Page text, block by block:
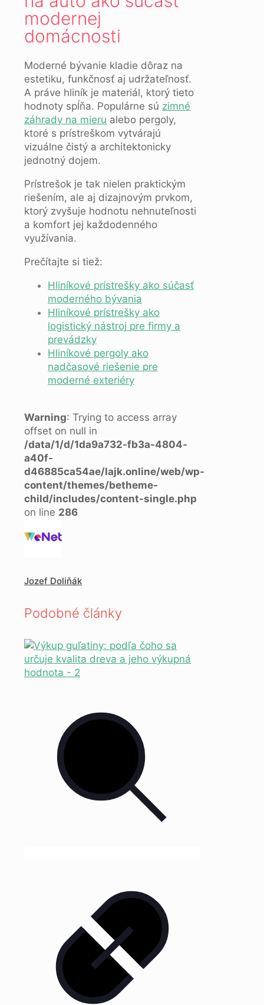
modernej
domácnosti
Moderné bývanie kladie dôraz na
estetiku, funkčnosť aj udržateľnosť.
A práve hliník je materiál, ktorý tieto
hodnoty spĺňa. Populárne sú zimné
záhrady na mieru alebo pergoly,
ktoré s prístreškom vytvárajú
vizuálne čistý a architektonicky
jednotný dojem.
Prístrešok je tak nielen praktickým
riešením, ale aj dizajnovým prvkom,
ktorý zvyšuje hodnotu nehnuteľnosti
a komfort jej každodenného
využívania.
Prečítajte si tiež:
Hliníkové prístrešky ako súčasť
moderného bývania
Hliníkové prístrešky ako
logistický nástroj pre firmy a
prevádzky
Hliníkové pergoly ako
nadčasové riešenie pre
moderné exteriéry
Warning: Trying to access array
offset on null in
/data/1/d/1da9a732-fb3a-4804-
a40f-
d46885ca54ae/lajk.online/web/wp-
content/themes/betheme-
child/includes/content-single.php
on line 286
Jozef Doliňák
Podobné články